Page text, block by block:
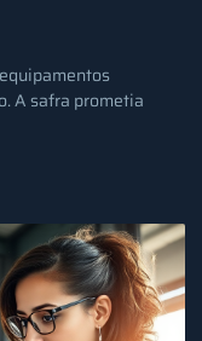
A safra prometia